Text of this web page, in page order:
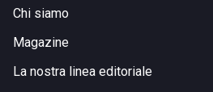
Chi siamo
Magazine
La nostra linea editoriale